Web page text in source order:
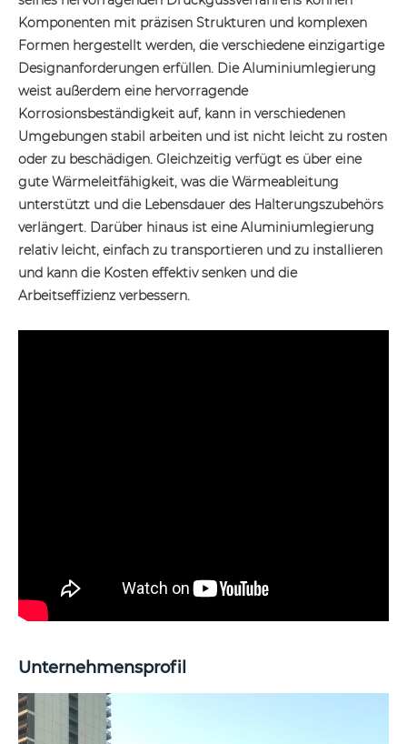
Komponenten mit präzisen Strukturen und komplexen
Formen hergestellt werden, die verschiedene einzigartige
Designanforderungen erfüllen. Die Aluminiumlegierung
weist außerdem eine hervorragende
Korrosionsbeständigkeit auf, kann in verschiedenen
Umgebungen stabil arbeiten und ist nicht leicht zu rosten
oder zu beschädigen. Gleichzeitig verfügt es über eine
gute Wärmeleitfähigkeit, was die Wärmeableitung
unterstützt und die Lebensdauer des Halterungszubehörs
verlängert. Darüber hinaus ist eine Aluminiumlegierung
relativ leicht, einfach zu transportieren und zu installieren
und kann die Kosten effektiv senken und die
Arbeitseffizienz verbessern.
Unternehmensprofil